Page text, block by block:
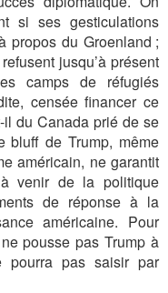
si ses gesticulations
propos du Groenland ;
jusqu’à présent
camps de réfugiés
censée financer ce
il du Canada prié de se
bluff de Trump, même
américain, ne garantit
venir de la politique
de réponse à la
américaine. Pour
pousse pas Trump à
pourra pas saisir par